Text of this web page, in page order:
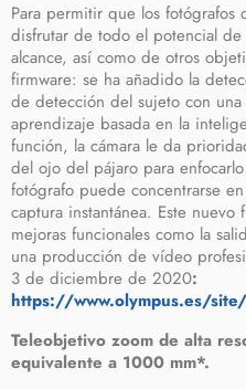
Para permitir que los fotógrafos
disfrutar de todo el potencial
alcance, así como de otros
firmware: se ha añadido la
de detección del sujeto con
aprendizaje basada en la
función, la cámara le da
del ojo del pájaro para
fotógrafo puede concentrarse
captura instantánea. Este
mejoras funcionales como la
una producción de vídeo
3 de diciembre de 2020:
https://www.olympus.es/
Teleobjetivo zoom de alta
equivalente a 1000 mm*.